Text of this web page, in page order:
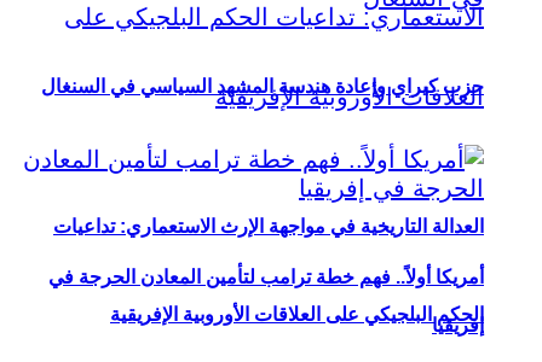
العدالة التاريخية في مواجهة الإرث الاستعماري: تداعيات
الحكم البلجيكي على العلاقات الأوروبية الإفريقية
حزب كيراي وإعادة هندسة المشهد السياسي في السنغال
أمريكا أولاً.. فهم خطة ترامب لتأمين المعادن الحرجة في
إفريقيا